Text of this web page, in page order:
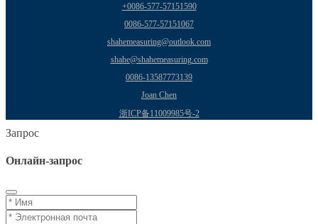
+0086-577-57151590
0086-577-57151067
shahemeasuring@outlook.com
shahe@shahemeasuring.com
0086-13587773139
Joan Chen
浙ICP备11009985号-2
Запрос
Онлайн-запрос